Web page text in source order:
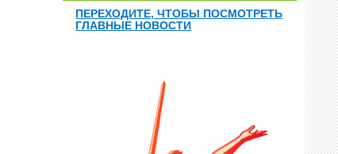
ПЕРЕХОДИТЕ, ЧТОБЫ ПОСМОТРЕТЬ
ГЛАВНЫЕ НОВОСТИ